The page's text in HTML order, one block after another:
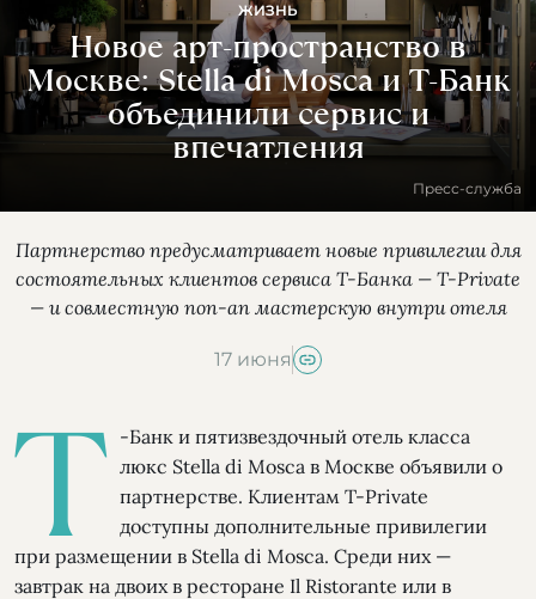
ЖИЗНЬ
Новое арт-пространство в
Москве: Stella di Mosca и Т-Банк
объединили сервис и
впечатления
Пресс-служба
Партнерство предусматривает новые привилегии для
состоятельных клиентов сервиса Т-Банка — T-Private
— и совместную поп-ап мастерскую внутри отеля
17 июня
Т -Банк и пятизвездочный отель класса
люкс Stella di Mosca в Москве объявили о
партнерстве. Клиентам T-Private
доступны дополнительные привилегии
при размещении в Stella di Mosca. Среди них —
завтрак на двоих в ресторане Il Ristorante или в